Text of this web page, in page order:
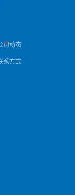
司动态
系方式